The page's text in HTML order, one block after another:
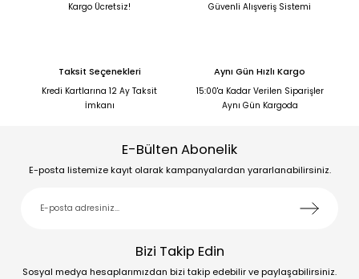
Kargo Ücretsiz!
Güvenli Alışveriş Sistemi
Taksit Seçenekleri
Kredi Kartlarına 12 Ay Taksit
İmkanı
Aynı Gün Hızlı Kargo
15:00'a Kadar Verilen Siparişler
Aynı Gün Kargoda
E-Bülten Abonelik
E-posta listemize kayıt olarak kampanyalardan yararlanabilirsiniz.
Bizi Takip Edin
Sosyal medya hesaplarımızdan bizi takip edebilir ve paylaşabilirsiniz.